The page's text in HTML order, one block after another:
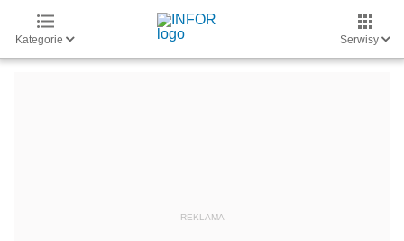
Kategorie Serwisy